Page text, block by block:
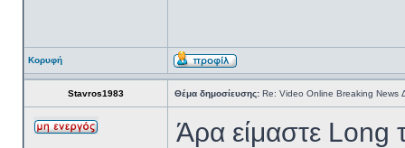
Κορυφή
Stavros1983 Θέμα δημοσίευσης: Re: Video Online Breaking News
Άρα είμαστε